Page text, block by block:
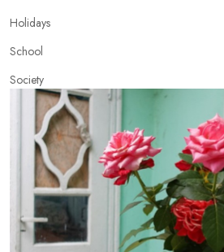
Holidays
School
Society